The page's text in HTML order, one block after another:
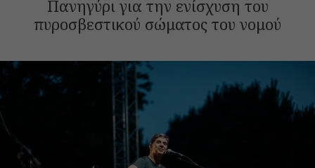
Πανηγύρι για την ενίσχυση του
πυροσβεστικού σώματος του νομού